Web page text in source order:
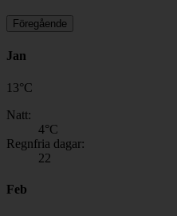
Föregående
Jan
13°C
Natt:
4°C
Regnfria dagar:
22
Feb